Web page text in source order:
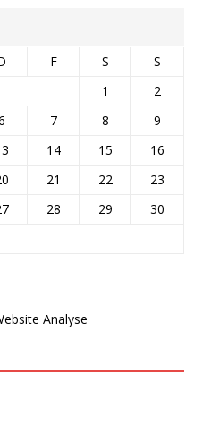
F S
S
1
2
7 8
9
14 15
16
21 22
23
28 29
30